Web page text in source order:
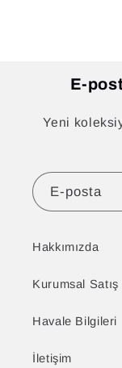
E-
Yeni
E-posta
Hakkımızda
Kurumsal Satış
Havale Bilgileri
İletişim